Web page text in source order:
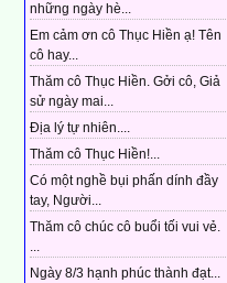
những ngày hè...
Em cảm ơn cô Thục Hiền ạ! Tên
cô hay...
Thăm cô Thục Hiền. Gởi cô, Giả
sử ngày mai...
Địa lý tự nhiên....
Thăm cô Thục Hiền!...
Có một nghề bụi phấn dính đầy
tay, Người...
Thăm cô chúc cô buổi tối vui vẻ.
...
Ngày 8/3 hạnh phúc thành đạt...